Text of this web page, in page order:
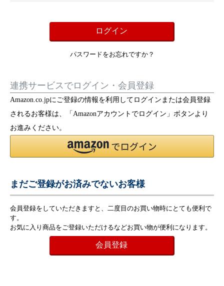
ログイン
パスワードをお忘れですか？
連携サービスでログイン・会員登録
Amazon.co.jpにご登録の情報を利用してログインまたは会員登録
されるお客様は、「Amazonアカウントでログイン」ボタンより
お進みください。
まだご登録がお済みでないお客様
会員登録をしていただきますと、二度目のお買い物時にとても便利で
す。
お気に入り商品をご登録いただけるなどお買い物が便利になります。
会員登録